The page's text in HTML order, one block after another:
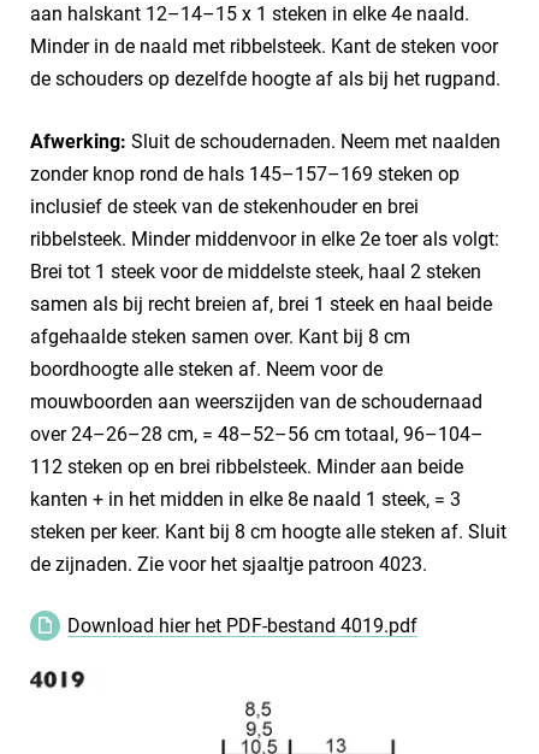
aan halskant 12–14–15 x 1 steken in elke 4e naald.
Minder in de naald met ribbelsteek. Kant de steken voor
de schouders op dezelfde hoogte af als bij het rugpand.
Afwerking: Sluit de schoudernaden. Neem met naalden
zonder knop rond de hals 145–157–169 steken op
inclusief de steek van de stekenhouder en brei
ribbelsteek. Minder middenvoor in elke 2e toer als volgt:
Brei tot 1 steek voor de middelste steek, haal 2 steken
samen als bij recht breien af, brei 1 steek en haal beide
afgehaalde steken samen over. Kant bij 8 cm
boordhoogte alle steken af. Neem voor de
mouwboorden aan weerszijden van de schoudernaad
over 24–26–28 cm, = 48–52–56 cm totaal, 96–104–
112 steken op en brei ribbelsteek. Minder aan beide
kanten + in het midden in elke 8e naald 1 steek, = 3
steken per keer. Kant bij 8 cm hoogte alle steken af. Sluit
de zijnaden. Zie voor het sjaaltje patroon 4023.
Download hier het PDF-bestand 4019.pdf